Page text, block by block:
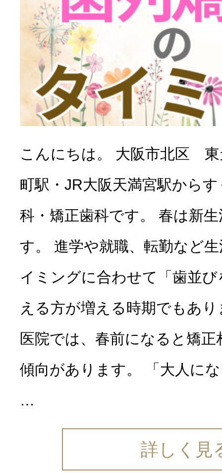
こんにちは。 大阪市北区
町駅・JR大阪天満宮駅から
科・矯正歯科です。 春は新
す。 進学や就職、転勤など
イミングに合わせて「歯並
える方が増える時期でもあ
医院では、春前になると矯
傾向があります。 「大人に
…
詳しく見